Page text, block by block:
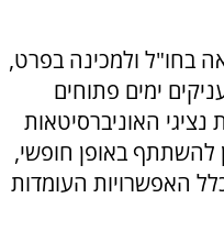
בחו"ל ולמכינה בפרט,
ימים פתוחים
האוניברסיטאות
להשתתף באופן חופשי,
האפשרויות העומדות